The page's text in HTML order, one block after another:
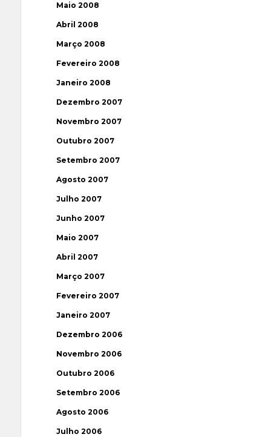
Maio 2008
Abril 2008
Março 2008
Fevereiro 2008
Janeiro 2008
Dezembro 2007
Novembro 2007
Outubro 2007
Setembro 2007
Agosto 2007
Julho 2007
Junho 2007
Maio 2007
Abril 2007
Março 2007
Fevereiro 2007
Janeiro 2007
Dezembro 2006
Novembro 2006
Outubro 2006
Setembro 2006
Agosto 2006
Julho 2006